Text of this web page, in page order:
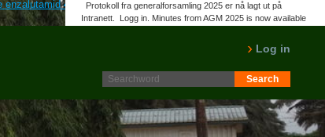
enzalutamid 40mg uten resept www.norpalm.no
Oppdag mer
Log in
Protokoll fra generalforsamling 2025 er nå lagt ut på
Intranett. Logg in. Minutes from AGM 2025 is now available